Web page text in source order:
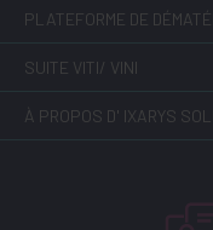
PLATEFORME DE
SUITE VITI/ VINI
À PROPOS D' IXARYS